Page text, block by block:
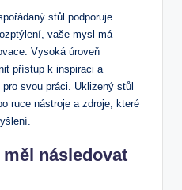
stůl​ podporuje
vaše mysl má
Vysoká​ úroveň
přístup k inspiraci​ a
svou ⁣práci.⁣ Uklizený stůl
ruce‌ nástroje a zdroje, které
následovat